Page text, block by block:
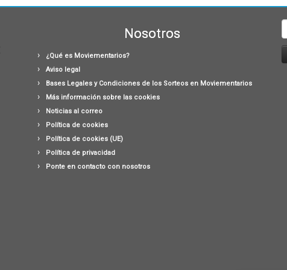
Nosotros
¿Qué es Moviementarios?
Aviso legal
Bases Legales y Condiciones de los Sorteos en Moviementarios
Más información sobre las cookies
Noticias al correo
Política de cookies
Política de cookies (UE)
Política de privacidad
Ponte en contacto con nosotros